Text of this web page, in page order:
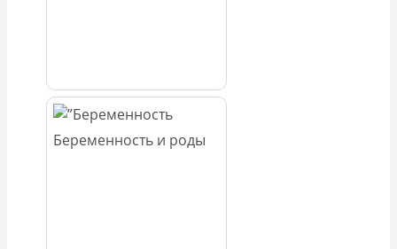
Беременность и роды